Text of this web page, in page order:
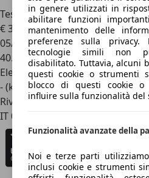
Tesla Model 3Rear-Wheel Drive
€ 31.100
05/2023
40.105 km
Elettrica
- (kWh/100 km)
Rivenditore
IT 00133
in genere utilizzati in
abilitare funzioni
mantenimento delle
preferenze sulla
tecnologie simili non
disabilitato. Tuttavia, alcuni
questi cookie o strumenti
blocco di questi cookie
influire sulla funzionalità del
Funzionalità avanzate della
Noi e terze parti
inclusi cookie e strumenti